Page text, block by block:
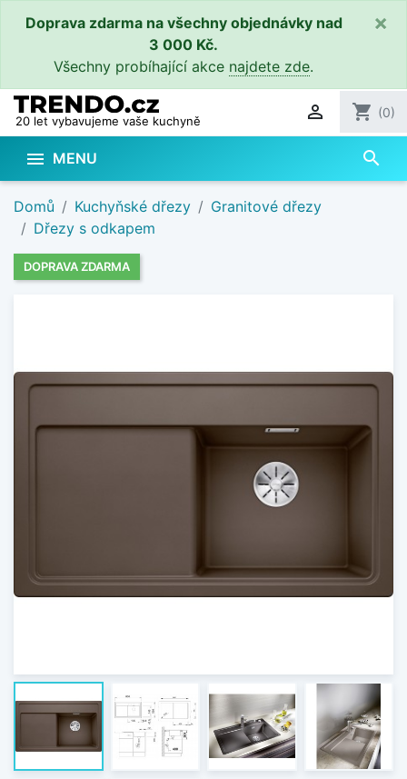
Doprava zdarma na všechny objednávky nad
3 000 Kč.
Všechny probíhající akce najdete zde.
×
20 let vybavujeme vaše kuchyně  shopping_cart (0)
 MENU search
Domů Kuchyňské dřezy
Granitové dřezy
Dřezy s odkapem
DOPRAVA ZDARMA